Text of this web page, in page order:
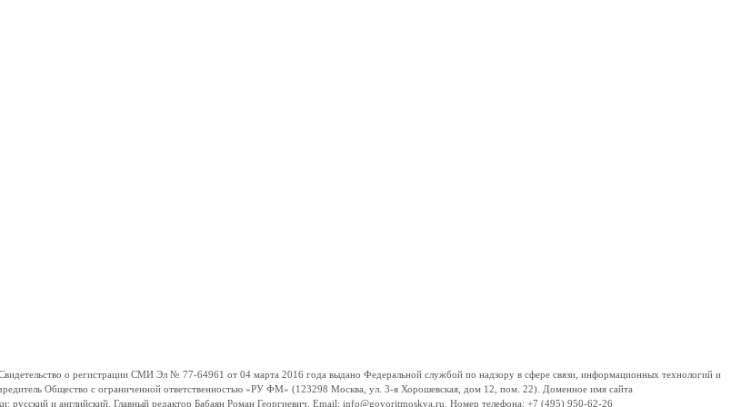
о регистрации СМИ Эл № 77-64961 от 04 марта 2016 года выдано Федеральной службой по надзору в сфере связи, информационных технологий и
Общество с ограниченной ответственностью «РУ ФМ» (123298 Москва, ул. 3-я Хорошевская, дом 12, пом. 22). Доменное имя сайта
и английский. Главный редактор Бабаян Роман Георгиевич. Email: info@govoritmoskva.ru. Номер телефона: +7 (495) 950-62-26